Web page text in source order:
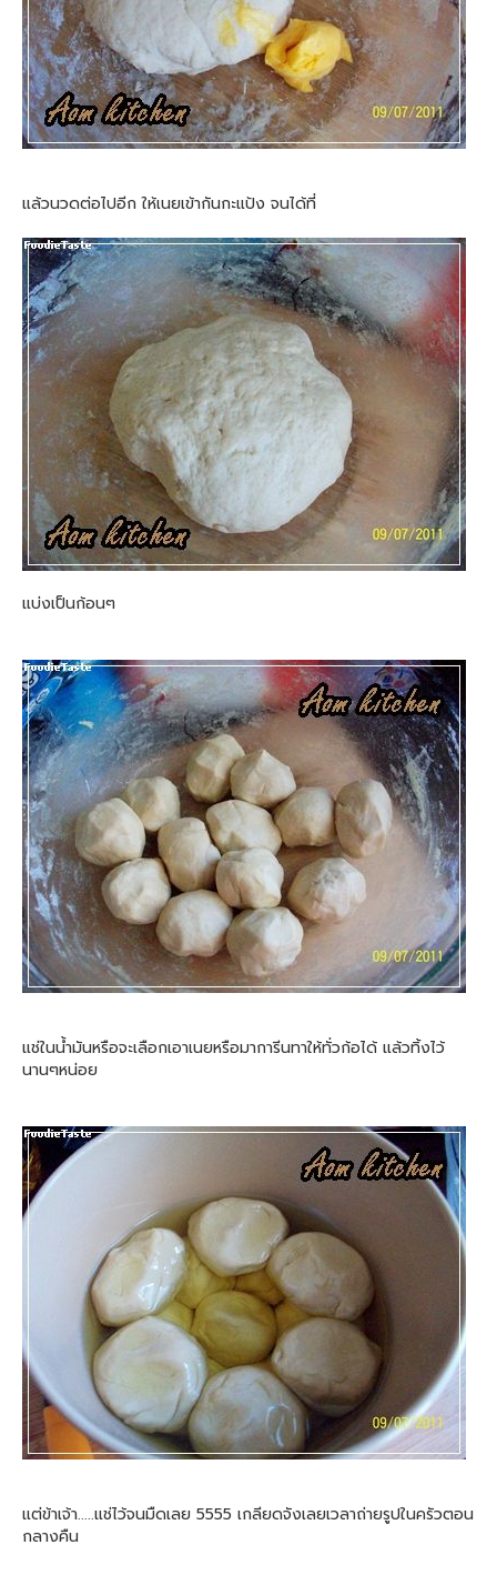
แล้วนวดต่อไปอีก ให้เนยเข้ากันกะแป้ง จนได้ที่
แบ่งเป็นก้อนๆ
แช่ในน้ำมันหรือจะเลือกเอาเนยหรือมาการีนทาให้ทั่วก้อได้ แล้วทิ้งไว้
นานๆหน่อย
แต่ข้าเจ้า.....แช่ไว้จนมืดเลย 5555 เกลียดจังเลยเวลาถ่ายรูปในครัวตอน
กลางคืน